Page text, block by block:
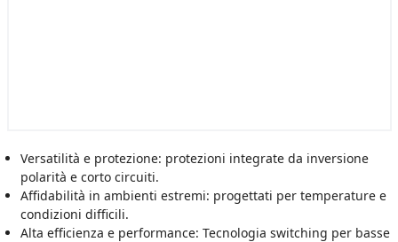
Versatilità e protezione: protezioni integrate da inversione
polarità e corto circuiti.
Affidabilità in ambienti estremi: progettati per temperature e
condizioni difficili.
Alta efficienza e performance: Tecnologia switching per basse